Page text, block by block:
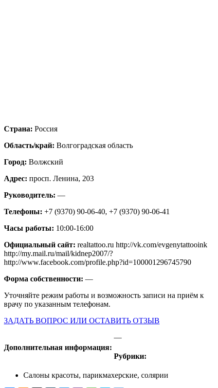
Страна: Россия
Область/край: Волгоградская область
Город: Волжский
Адрес: просп. Ленина, 203
Руководитель: —
Телефоны: +7 (9370) 90-06-40, +7 (9370) 90-06-41
Часы работы: 10:00-16:00
Официальный сайт: realtattoo.ru http://vk.com/evgenytattooink
http://my.mail.ru/mail/kidnep2007/?
http://www.facebook.com/profile.php?id=100001296745790
Форма собственности: —
Уточняйте режим работы и возможность записи на приём к
врачу по указанным телефонам.
ЗАДАТЬ ВОПРОС ИЛИ ОСТАВИТЬ ОТЗЫВ
Дополнительная информация:
—
Рубрики:
Салоны красоты, парикмахерские, солярии